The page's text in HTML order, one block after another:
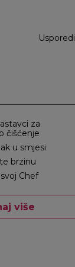
Usporedi
za
čišćenje
u smjesi
brzinu
Chef
više